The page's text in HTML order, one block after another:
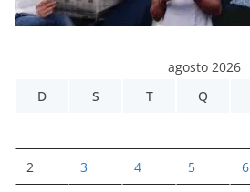
agosto 2026
D
S T Q
2 3 4 5 6